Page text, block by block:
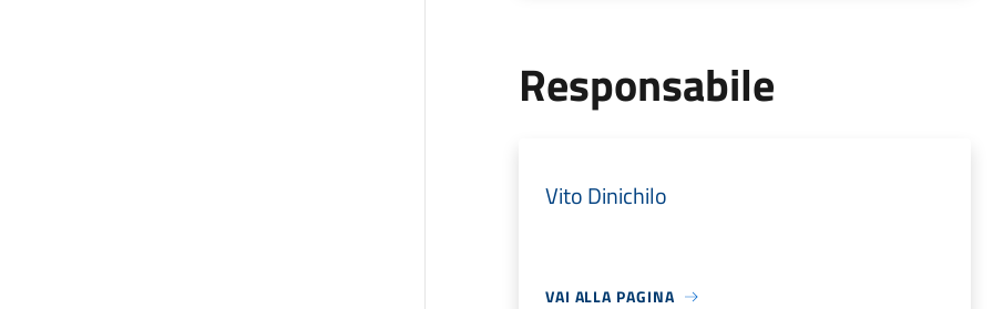
Responsabile
Vito Dinichilo
VAI ALLA PAGINA